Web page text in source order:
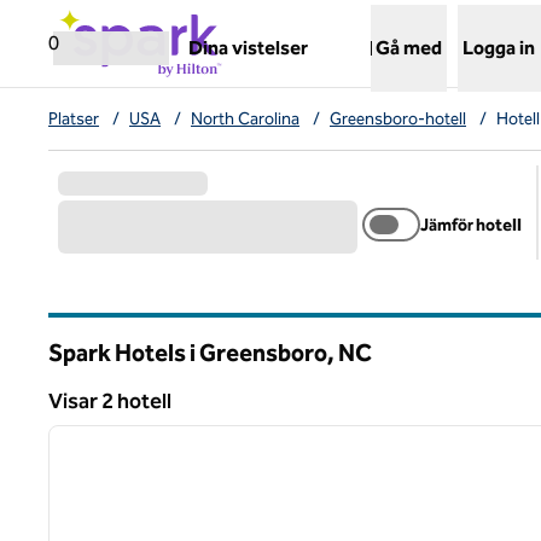
Gå vidare till innehållet
0
Dina vistelser
öppnar ny flik
Gå med Logga in
Platser / USA / North Carolina / Greensboro-hotell /
Jämför hotell
Spark Hotels i Greensboro, NC
Visar 2 hotell
Visar 2 hotell
1 av 12